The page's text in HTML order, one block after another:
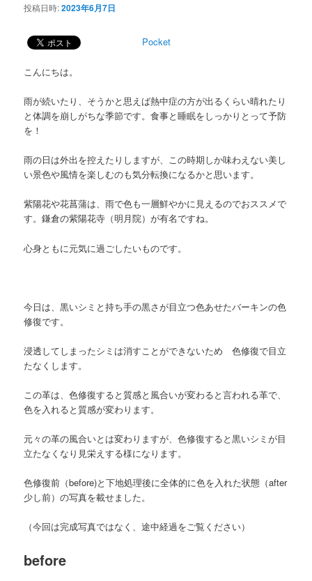
投稿日時:2023年6月7日
Pocket
こんにちは。
雨が続いたり、そうかと思えば熱中症の方が出るくらい晴れたり
と体調を崩しがちな季節です。食事と睡眠をしっかりとって予防
を！
雨の日は外出を控えたりしますが、この時期しか味わえない美し
い景色や風情を楽しむのも気分転換になるかと思います。
紫陽花や花菖蒲は、雨で色も一層鮮やかに見えるのでおススメで
す。鎌倉の紫陽花寺（明月院）が有名ですね。
心身ともに元気に過ごしたいものです。
今日は、黒いシミと持ち手の黒さが目立つ色あせたバーキンの色
修復です。
浸透してしまったシミは消すことができないため 色修復で目立
たなくします。
この革は、色修復すると質感と風合いが変わると言われる革で、
色を入れると質感が変わります。
元々の革の風合いとは変わりますが、色修復すると黒いシミが目
立たなくなり見栄えする様になります。
色修復前（before)と下地処理後に全体的に色を入れた状態（after
少し前）の写真を載せました。
（今回は完成写真ではなく、途中経過をご覧ください）
before